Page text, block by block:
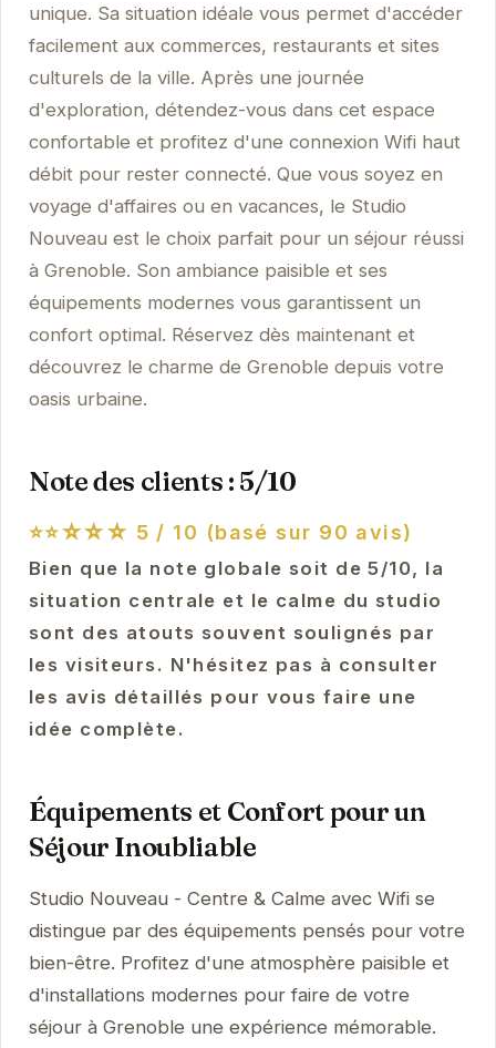
unique. Sa situation idéale vous permet d'accéder
facilement aux commerces, restaurants et sites
culturels de la ville. Après une journée
d'exploration, détendez-vous dans cet espace
confortable et profitez d'une connexion Wifi haut
débit pour rester connecté. Que vous soyez en
voyage d'affaires ou en vacances, le Studio
Nouveau est le choix parfait pour un séjour réussi
à Grenoble. Son ambiance paisible et ses
équipements modernes vous garantissent un
confort optimal. Réservez dès maintenant et
découvrez le charme de Grenoble depuis votre
oasis urbaine.
Note des clients : 5/10
⭐⭐☆☆☆ 5 / 10 (basé sur 90 avis)
Bien que la note globale soit de 5/10, la
situation centrale et le calme du studio
sont des atouts souvent soulignés par
les visiteurs. N'hésitez pas à consulter
les avis détaillés pour vous faire une
idée complète.
Équipements et Confort pour un
Séjour Inoubliable
Studio Nouveau - Centre & Calme avec Wifi se
distingue par des équipements pensés pour votre
bien-être. Profitez d'une atmosphère paisible et
d'installations modernes pour faire de votre
séjour à Grenoble une expérience mémorable.